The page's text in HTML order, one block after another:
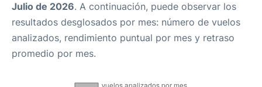
Julio de 2026. A continuación, puede observar los
resultados desglosados por mes: número de vuelos
analizados, rendimiento puntual por mes y retraso
promedio por mes.